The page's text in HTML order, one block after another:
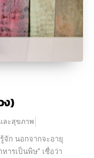
ง)
ละสุขภาพ
ก นอกจากจะอายุ
ารเป็นพิษ” เชื่อว่า